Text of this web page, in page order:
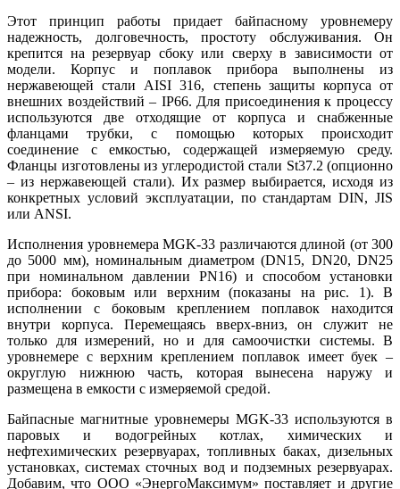
Этот принцип работы придает байпасному уровнемеру
надежность, долговечность, простоту обслуживания. Он
крепится на резервуар сбоку или сверху в зависимости от
модели. Корпус и поплавок прибора выполнены из
нержавеющей стали AISI 316, степень защиты корпуса от
внешних воздействий – IP66. Для присоединения к процессу
используются две отходящие от корпуса и снабженные
фланцами трубки, с помощью которых происходит
соединение с емкостью, содержащей измеряемую среду.
Фланцы изготовлены из углеродистой стали St37.2 (опционно
– из нержавеющей стали). Их размер выбирается, исходя из
конкретных условий эксплуатации, по стандартам DIN, JIS
или ANSI.
Исполнения уровнемера MGK-33 различаются длиной (от 300
до 5000 мм), номинальным диаметром (DN15, DN20, DN25
при номинальном давлении PN16) и способом установки
прибора: боковым или верхним (показаны на рис. 1). В
исполнении с боковым креплением поплавок находится
внутри корпуса. Перемещаясь вверх-вниз, он служит не
только для измерений, но и для самоочистки системы. В
уровнемере с верхним креплением поплавок имеет буек –
округлую нижнюю часть, которая вынесена наружу и
размещена в емкости с измеряемой средой.
Байпасные магнитные уровнемеры MGK-33 используются в
паровых и водогрейных котлах, химических и
нефтехимических резервуарах, топливных баках, дизельных
установках, системах сточных вод и подземных резервуарах.
Добавим, что ООО «ЭнергоМаксимум» поставляет и другие